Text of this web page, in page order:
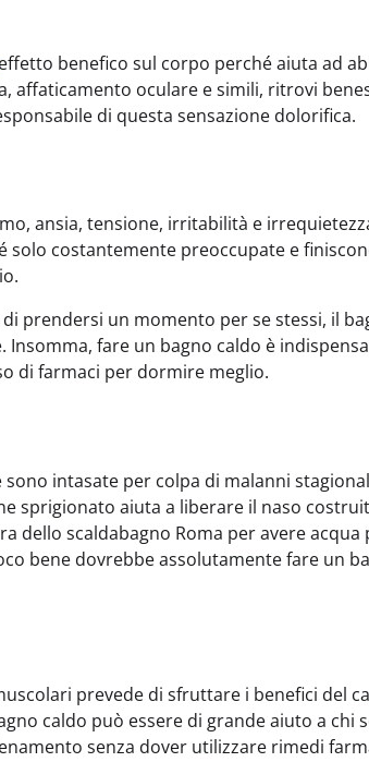
effetto benefico sul corpo perché aiuta ad
affaticamento oculare e simili, ritrovi
di questa sensazione dolorifica.
ansia, tensione, irritabilità e
costantemente preoccupate e
prendersi un momento per se stessi, il
fare un bagno caldo è
di farmaci per dormire meglio.
intasate per colpa di malanni
sprigionato aiuta a liberare il naso
scaldabagno Roma per avere acqua
bene dovrebbe assolutamente fare un
prevede di sfruttare i benefici del
caldo può essere di grande aiuto a chi
senza dover utilizzare rimedi